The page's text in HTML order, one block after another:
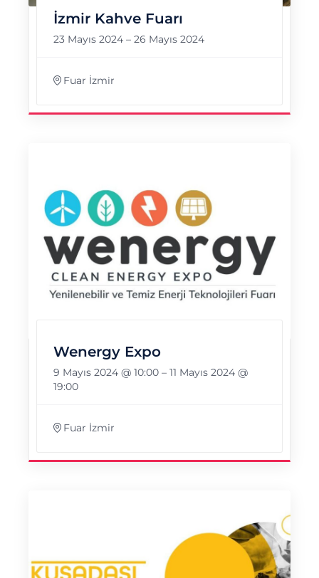
İzmir Kahve Fuarı
23 Mayıs 2024– 26 Mayıs 2024
Fuar İzmir
Wenergy Expo
9 Mayıs 2024 @ 10:00– 11 Mayıs 2024 @
19:00
Fuar İzmir